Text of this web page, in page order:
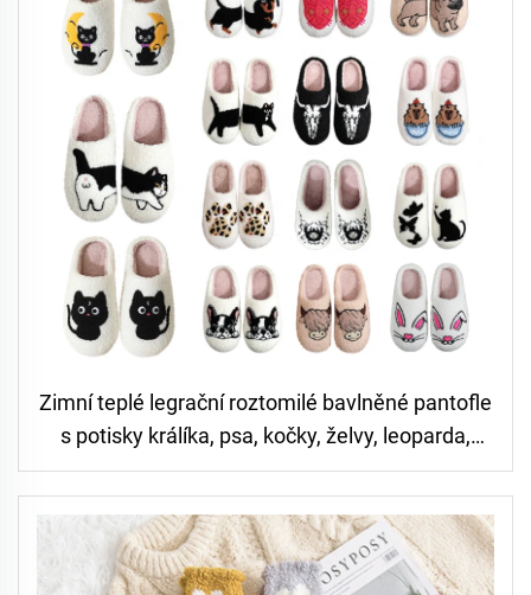
Zimní teplé legrační roztomilé bavlněné pantofle
s potisky králíka, psa, kočky, želvy, leoparda,
černé tváře ovce, kapibary, jezevce a dalších
zvířat